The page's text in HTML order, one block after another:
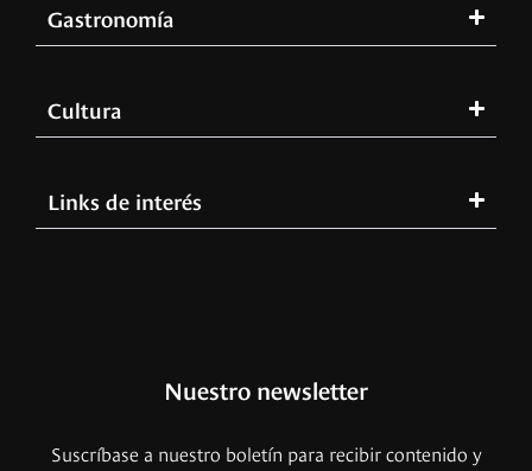
Gastronomía
Cultura
Links de interés
Nuestro newsletter
Suscríbase a nuestro boletín para recibir contenido y